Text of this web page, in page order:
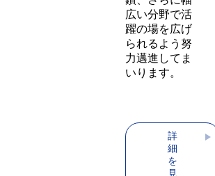
いただけるよ
うになってま
いりました。
わたしたちは
今後もお客様
の財産である
し、「総合改
修工事」とし
て技術を研
鑽、さらに幅